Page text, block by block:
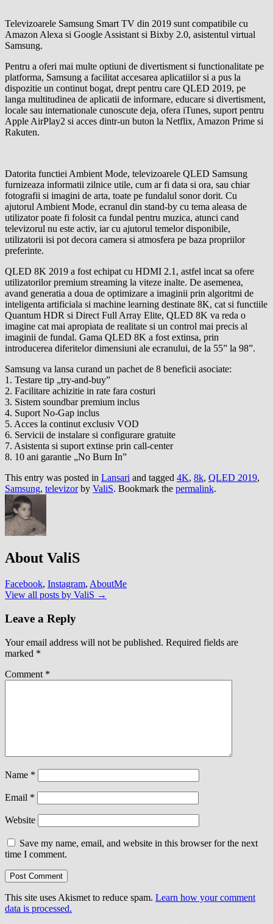
Televizoarele Samsung Smart TV din 2019 sunt compatibile cu
Amazon Alexa si Google Assistant si Bixby 2.0, asistentul virtual
Samsung.
Pentru a oferi mai multe optiuni de divertisment si functionalitate pe
platforma, Samsung a facilitat accesarea aplicatiilor si a pus la
dispozitie un continut bogat, drept pentru care QLED 2019, pe
langa multitudinea de aplicatii de informare, educare si divertisment,
locale sau internationale cunoscute deja, ofera iTunes, suport pentru
Apple AirPlay2 si acces dintr-un buton la Netflix, Amazon Prime si
Rakuten.
Datorita functiei Ambient Mode, televizoarele QLED Samsung
furnizeaza informatii zilnice utile, cum ar fi data si ora, sau chiar
fotografii si imagini de arta, toate pe fundalul sonor dorit. Cu
ajutorul Ambient Mode, ecranul din stand-by cu tema aleasa de
utilizator poate fi folosit ca fundal pentru muzica, atunci cand
televizorul nu este activ, iar cu ajutorul temelor disponibile,
utilizatorii isi pot decora camera si atmosfera pe baza propriilor
preferinte.
QLED 8K 2019 a fost echipat cu HDMI 2.1, astfel incat sa ofere
utilizatorilor premium streaming la viteze inalte. De asemenea,
avand generatia a doua de optimizare a imaginii prin algoritmi de
inteligenta artificiala si machine learning destinate 8K, cat si functiile
Quantum HDR si Direct Full Array Elite, QLED 8K va reda o
imagine cat mai apropiata de realitate si un control mai precis al
imaginii de fundal. Gama QLED 8K a fost extinsa, prin
introducerea diferitelor dimensiuni ale ecranului, de la 55” la 98”.
Samsung va lansa curand un pachet de 8 beneficii asociate:
1. Testare tip „try-and-buy”
2. Facilitare achizitie in rate fara costuri
3. Sistem soundbar premium inclus
4. Suport No-Gap inclus
5. Acces la continut exclusiv VOD
6. Servicii de instalare si configurare gratuite
7. Asistenta si suport extinse prin call-center
8. 10 ani garantie „No Burn In”
This entry was posted in Lansari and tagged 4K, 8k, QLED 2019,
Samsung, televizorby ValiS. Bookmark the permalink.
About ValiS
Facebook, Instagram, AboutMe
View all posts by ValiS →
Leave a Reply
Your email address will not be published. Required fields are
marked *
Comment *
Name *
Email *
Website
Save my name, email, and website in this browser for the next
time I comment.
This site uses Akismet to reduce spam. Learn how your comment
data is processed.